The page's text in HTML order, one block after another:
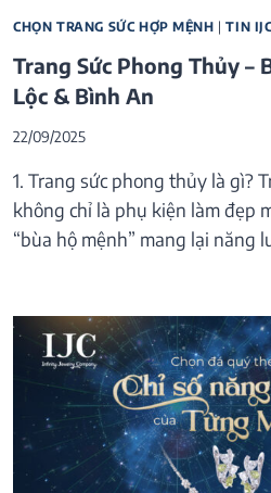
CHỌN TRANG SỨC HỢP MỆNH |TIN IJC
Trang Sức Phong Thủy –
Lộc & Bình An
22/09/2025
1. Trang sức phong thủy là gì?
không chỉ là phụ kiện làm đẹp
“bùa hộ mệnh” mang lại năng